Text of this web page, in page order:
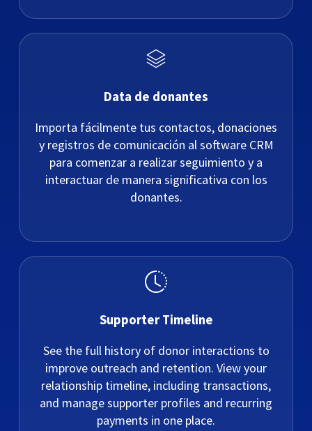
Data de donantes
Importa fácilmente tus contactos, donaciones
y registros de comunicación al software CRM
para comenzar a realizar seguimiento y a
interactuar de manera significativa con los
donantes.
Supporter Timeline
See the full history of donor interactions to
improve outreach and retention. View your
relationship timeline, including transactions,
and manage supporter profiles and recurring
payments in one place.